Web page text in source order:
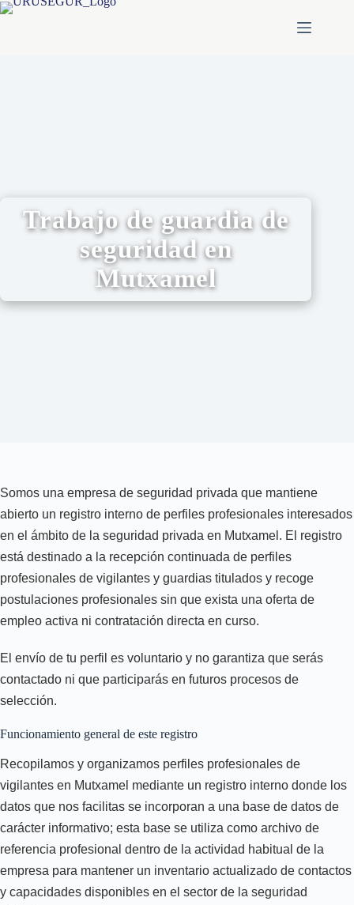
Trabajo de guardia de
seguridad en
Mutxamel
Somos una empresa de seguridad privada que mantiene
abierto un registro interno de perfiles profesionales interesados
en el ámbito de la seguridad privada en Mutxamel. El registro
está destinado a la recepción continuada de perfiles
profesionales de vigilantes y guardias titulados y recoge
postulaciones profesionales sin que exista una oferta de
empleo activa ni contratación directa en curso.
El envío de tu perfil es voluntario y no garantiza que serás
contactado ni que participarás en futuros procesos de
selección.
Funcionamiento general de este registro
Recopilamos y organizamos perfiles profesionales de
vigilantes en Mutxamel mediante un registro interno donde los
datos que nos facilitas se incorporan a una base de datos de
carácter informativo; esta base se utiliza como archivo de
referencia profesional dentro de la actividad habitual de la
empresa para mantener un inventario actualizado de contactos
y capacidades disponibles en el sector de la seguridad